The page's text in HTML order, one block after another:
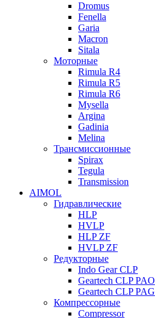
Dromus
Fenella
Garia
Macron
Sitala
Моторные
Rimula R4
Rimula R5
Rimula R6
Mysella
Argina
Gadinia
Melina
Трансмиссионные
Spirax
Tegula
Transmission
AIMOL
Гидравлические
HLP
HVLP
HLP ZF
HVLP ZF
Редукторные
Indo Gear CLP
Geartech CLP PAO
Geartech CLP PAG
Компрессорные
Compressor